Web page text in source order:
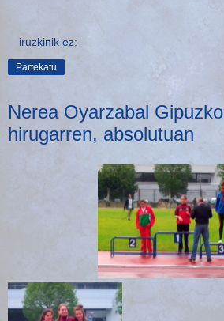
iruzkinik ez:
Partekatu
Nerea Oyarzabal
hirugarren, absolutuan